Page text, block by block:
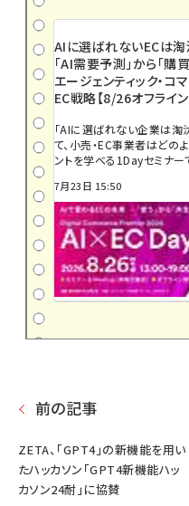
AIに選ばれないECは淘
「AI需要予測」から「購
エージェンティック・コ
EC戦略【8/26オフライン
「AIに選ばれない企業は淘
て、小売・EC事業者はどの
ントを学べる1Dayセミナー
7月23日 15:50
前の記事
ZETA、「GPT4」の新機能を用い
たハッカソン「GPT4新機能ハッ
カソン24耐」に協賛